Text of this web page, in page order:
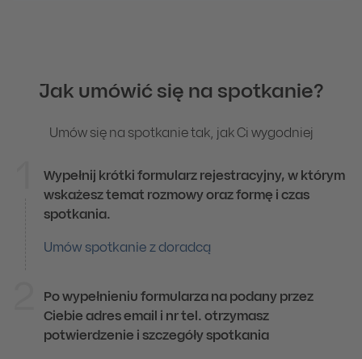
Jak umówić się na spotkanie?
Umów się na spotkanie tak, jak Ci wygodniej
Online
Wypełnij krótki formularz rejestracyjny, w którym
wskażesz temat rozmowy oraz formę i czas
spotkania.
Umów spotkanie z doradcą
Po wypełnieniu formularza na podany przez
Ciebie adres email i nr tel. otrzymasz
potwierdzenie i szczegóły spotkania